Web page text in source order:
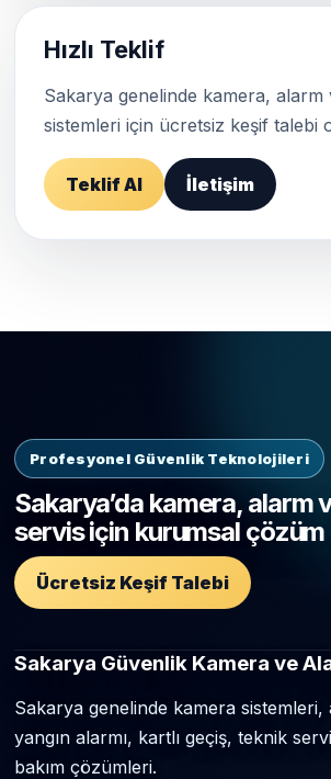
Hızlı Teklif
Sakarya genelinde kamera, alarm
sistemleri için ücretsiz keşif talebi
Teklif Al İletişim
Profesyonel Güvenlik Teknolojileri
Sakarya’da kamera, alarm
servis için kurumsal çözüm
Ücretsiz Keşif Talebi
Sakarya Güvenlik Kamera ve
Sakarya genelinde kamera sistemleri,
yangın alarmı, kartlı geçiş, teknik
bakım çözümleri.